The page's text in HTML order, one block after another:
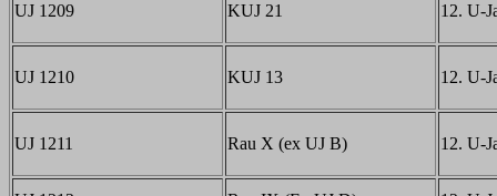
UJ 1209 KUJ 21 12. U-
UJ 1210 KUJ 13 12. U-
UJ 1211 Rau X (ex UJ B) 12. U-